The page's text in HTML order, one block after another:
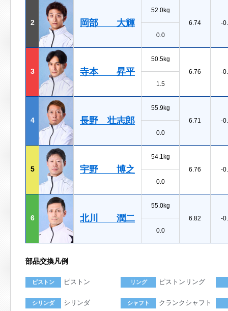
2 岡部 大輝
52.0kg
6.74
-
0.0
3 寺本 昇平
50.5kg
6.76
-
1.5
4 長野 壮志郎
55.9kg
6.71
-
0.0
5 宇野 博之
54.1kg
6.76
-
0.0
6 北川 潤二
55.0kg
6.82
-
0.0
部品交換凡例
ピストン ピストン リング ピストンリング
シリンダ シリンダ シャフト クランクシャフト